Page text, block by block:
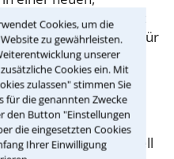
Cookies, um die
zu gewährleisten.
unserer
Cookies ein. Mit
zulassen" stimmen Sie
für die genannten Zwecke
den Button "Einstellungen
die eingesetzten Cookies
Ihrer Einwilligung
lange Sie Unterhalt
ein versierter Anwalt für
versteht man
Wege, hat der finanziell